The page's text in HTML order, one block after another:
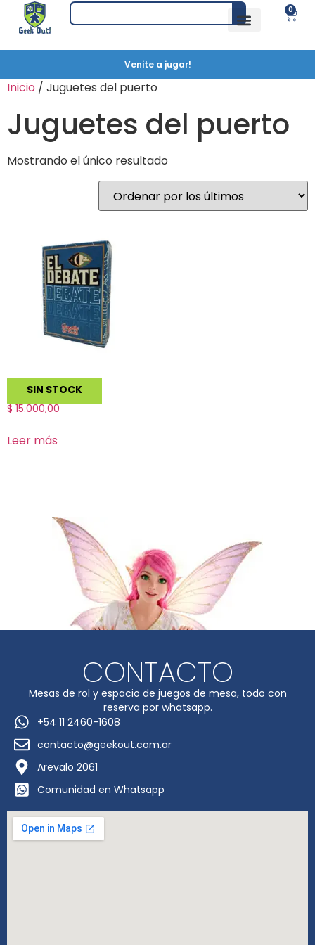
0
Venite a jugar!
Inicio / Juguetes del puerto
Juguetes del puerto
Mostrando el único resultado
SIN STOCK
El Debate
$ 15.000,00
Leer más
CONTACTO
Mesas de rol y espacio de juegos de mesa, todo con
reserva por whatsapp.
+54 11 2460-1608
contacto@geekout.com.ar
Arevalo 2061
Comunidad en Whatsapp